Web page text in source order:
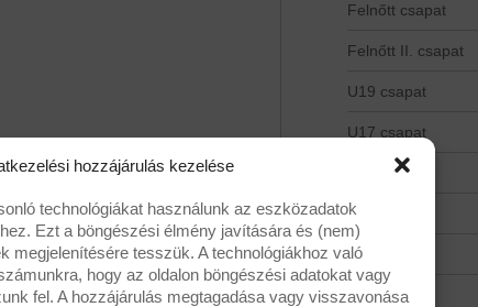
hozzájárulás kezelése
technológiákat használunk az eszközadatok
Ezt a böngészési élmény javítására és (nem)
megjelenítésére tesszük. A technológiákhoz való
hogy az oldalon böngészési adatokat vagy
fel. A hozzájárulás megtagadása vagy visszavonása
Felnőtt csapat
Felnőtt II. csapat
U19 csapat
U17 csapat
U14 csapat
U13 csapat
U11 csapat
U9 csapat